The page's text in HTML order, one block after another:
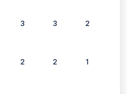
3 3 2
2 2 1